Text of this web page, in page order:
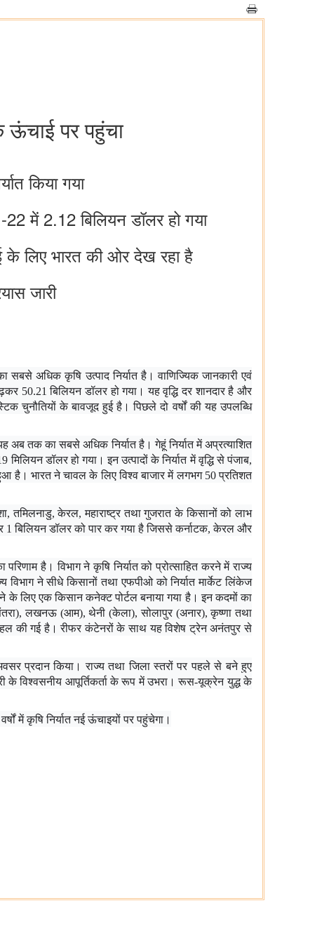
ऊंचाई पर पहुंचा
किया गया
में 2.12 बिलियन डॉलर हो गया
लिए भारत की ओर देख रहा है
जारी
अधिक कृषि उत्पाद निर्यात है। वाणिज्यिक जानकारी एवं
50.21 बिलियन डॉलर हो गया। यह वृद्धि दर शानदार है और
चुनौतियों के बावजूद हुई है। पिछले दो वर्षों की यह उपलब्धि
अब तक का सबसे अधिक निर्यात है। गेहूं निर्यात में अप्रत्याशित
डॉलर हो गया। इन उत्पादों के निर्यात में वृद्धि से पंजाब,
है। भारत ने चावल के लिए विश्व बाजार में लगभग 50 प्रतिशत
तमिलनाडु, केरल, महाराष्ट्र तथा गुजरात के किसानों को लाभ
1 बिलियन डॉलर को पार कर गया है जिससे कर्नाटक, केरल और
है। विभाग ने कृषि निर्यात को प्रोत्साहित करने में राज्य
ने सीधे किसानों तथा एफपीओ को निर्यात मार्केट लिंकेज
के लिए एक किसान कनेक्ट पोर्टल बनाया गया है। इन कदमों का
लखनऊ (आम), थेनी (केला), सोलापुर (अनार), कृष्णा तथा
की गई है। रीफर कंटेनरों के साथ यह विशेष ट्रेन अनंतपुर से
प्रदान किया। राज्य तथा जिला स्तरों पर पहले से बने हुए
के विश्वसनीय आपूर्तिकर्ता के रूप में उभरा। रूस-यूक्रेन युद्ध के
में कृषि निर्यात नई ऊंचाइयों पर पहुंचेगा।